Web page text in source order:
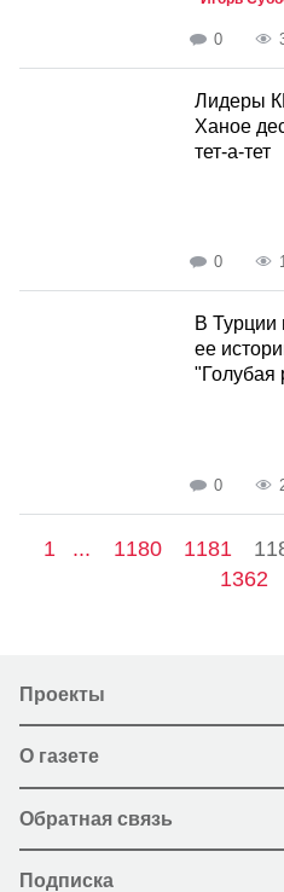
0
Лидеры
Ханое
тет-а-тет
0
В Турции
ее
"Голубая
0
1 ... 1180 1181
1362
Проекты
О газете
Обратная связь
Подписка